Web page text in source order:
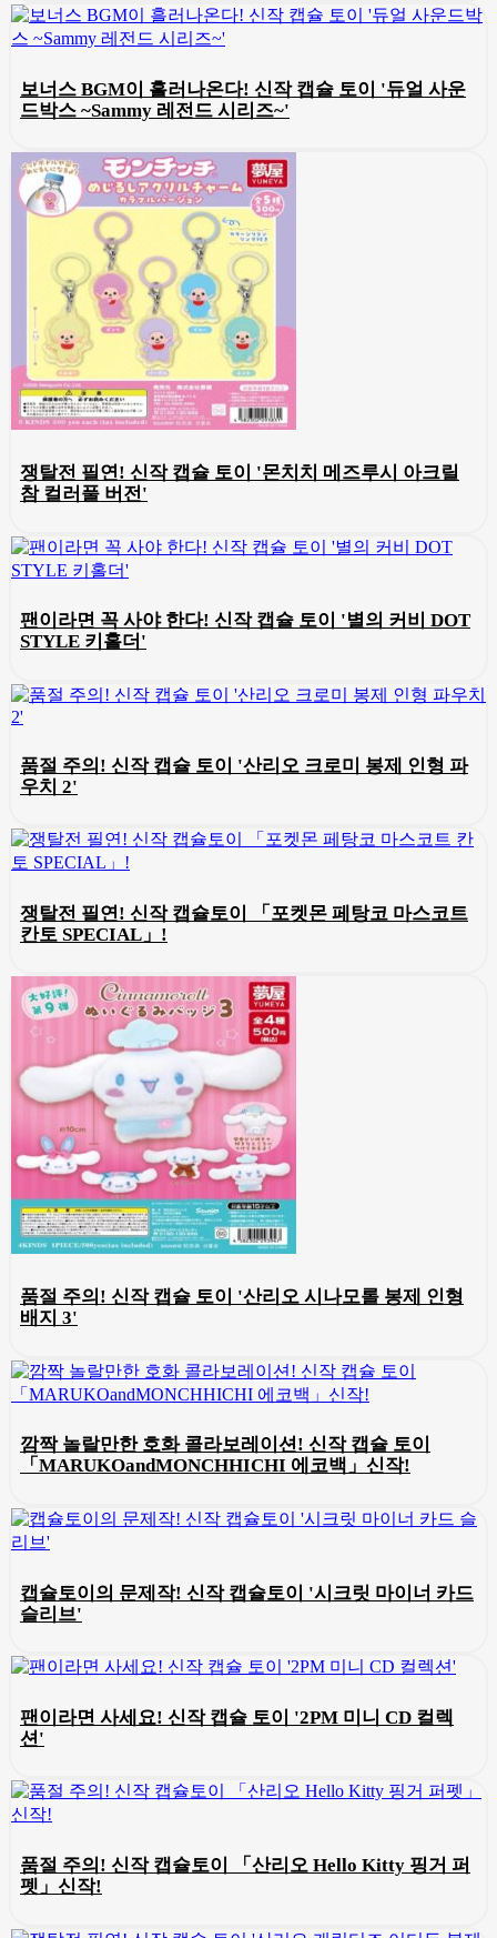
보너스 BGM이 흘러나온다! 신작 캡슐 토이 '듀얼 사운
드박스 ~Sammy 레전드 시리즈~'
쟁탈전 필연! 신작 캡슐 토이 '몬치치 메즈루시 아크릴
참 컬러풀 버전'
팬이라면 꼭 사야 한다! 신작 캡슐 토이 '별의 커비 DOT
STYLE 키홀더'
품절 주의! 신작 캡슐 토이 '산리오 크로미 봉제 인형 파
우치 2'
쟁탈전 필연! 신작 캡슐토이 「포켓몬 페탕코 마스코트
칸토 SPECIAL」!
품절 주의! 신작 캡슐 토이 '산리오 시나모롤 봉제 인형
배지 3'
깜짝 놀랄만한 호화 콜라보레이션! 신작 캡슐 토이
「MARUKOandMONCHHICHI 에코백」신작!
캡슐토이의 문제작! 신작 캡슐토이 '시크릿 마이너 카드
슬리브'
팬이라면 사세요! 신작 캡슐 토이 '2PM 미니 CD 컬렉
션'
품절 주의! 신작 캡슐토이 「산리오 Hello Kitty 핑거 퍼
펫」신작!